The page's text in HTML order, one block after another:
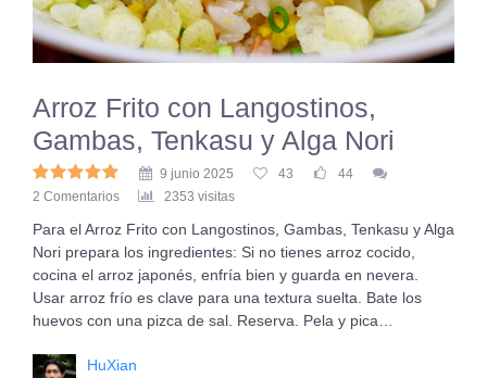
Arroz Frito con Langostinos,
Gambas, Tenkasu y Alga Nori
9 junio 2025 43
44
2 Comentarios
2353 visitas
Para el Arroz Frito con Langostinos, Gambas, Tenkasu y Alga
Nori prepara los ingredientes: Si no tienes arroz cocido,
cocina el arroz japonés, enfría bien y guarda en nevera.
Usar arroz frío es clave para una textura suelta. Bate los
huevos con una pizca de sal. Reserva. Pela y pica…
HuXian